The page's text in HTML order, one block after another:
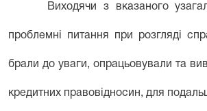
Виходячи з вказаного
проблемні питання при розгляді
брали до уваги, опрацьовували та
кредитних правовідносин, для